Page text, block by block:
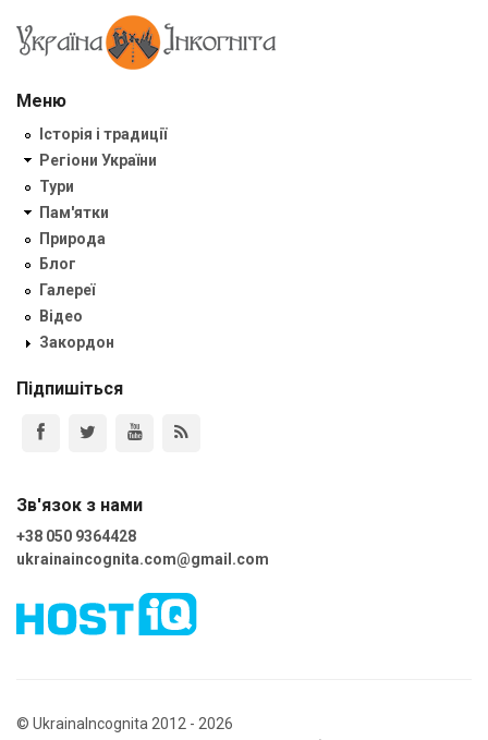
Меню
Історія і традиції
Регіони України
Тури
Пам'ятки
Природа
Блог
Галереї
Відео
Закордон
Підпишіться
Зв'язок з нами
+38 050 9364428
ukrainaincognita.com@gmail.com
© UkrainaIncognita 2012 - 2026